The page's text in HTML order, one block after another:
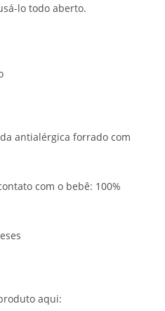
lo todo aberto.
antialérgica forrado com
com o bebê: 100%
aqui: